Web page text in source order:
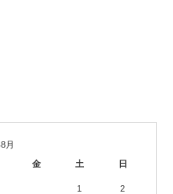
月
金 土 日
1 2